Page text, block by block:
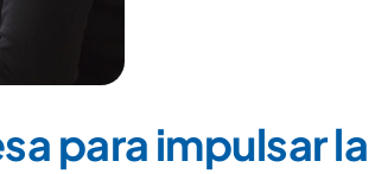
para impulsar la